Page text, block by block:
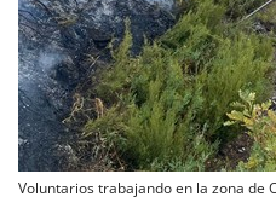
Voluntarios trabajando en la zona de